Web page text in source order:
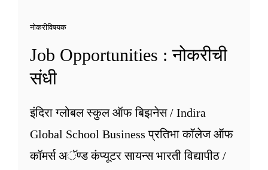
नोकरीविषयक
Job Opportunities : नोकरीची
संधी
इंदिरा ग्लोबल स्कुल ऑफ बिझनेस / Indira
Global School Business प्रतिभा कॉलेज ऑफ
कॉमर्स अॅण्ड कंप्यूटर सायन्स भारती विद्यापीठ /